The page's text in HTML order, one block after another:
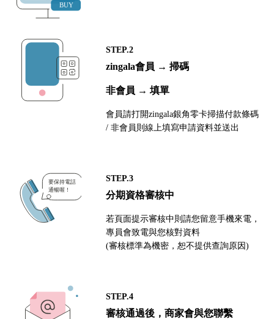
STEP.2
zingala會員 → 掃碼
非會員 → 填單
會員請打開zingala銀角零卡掃描付款條碼
/ 非會員則線上填寫申請資料並送出
STEP.3
分期資格審核中
若頁面提示審核中則請您留意手機來電，
專員會致電與您核對資料
(審核標準為機密，恕不提供查詢原因)
STEP.4
審核通過後，商家會與您聯繫